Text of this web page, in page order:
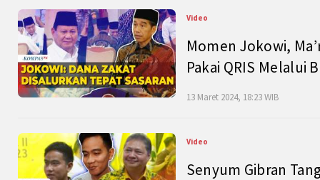
Video
Momen Jokowi,
Pakai QRIS Melalui
13 Maret 2024, 18:23 WIB
Video
Senyum Gibran